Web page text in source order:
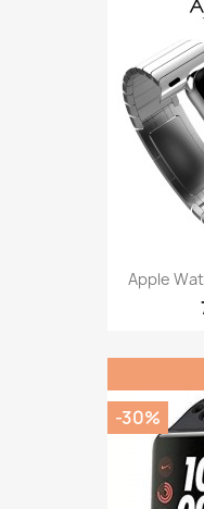
Apple
-30%